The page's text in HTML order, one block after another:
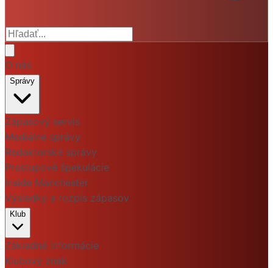
O nás
Správy
Zápasový servis
Mediálne správy
Redaktorské správy
Prestupové špekulácie
Inside Manchester
Výsledky a rozpis zápasov
Klub
Základné informácie
Klubový znak